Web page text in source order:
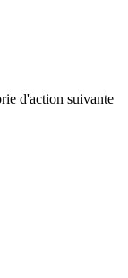
d'action suivante